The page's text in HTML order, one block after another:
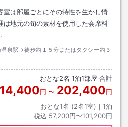
室は部屋ごとにその特性を生かし情
は地元の旬の素材を使用した会席料
温泉駅→徒歩約１５分またはタクシー約３
おとな2名 1泊1部屋 合計
円 〜 202,400円
おとな1名 (2名1室)｜ 1泊
税込 57,200円〜101,200円